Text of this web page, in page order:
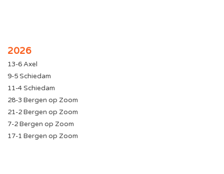
2026
13-6 Axel
9-5 Schiedam
11-4 Schiedam
28-3 Bergen op Zoom
21-2 Bergen op Zoom
7-2 Bergen op Zoom
17-1 Bergen op Zoom